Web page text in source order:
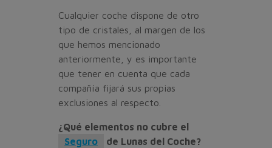
Cualquier coche dispone de otro
tipo de cristales, al margen de los
que hemos mencionado
anteriormente, y es importante
que tener en cuenta que cada
compañía fijará sus propias
exclusiones al respecto.
¿Qué elementos no cubre el
Seguro
de Lunas del Coche?